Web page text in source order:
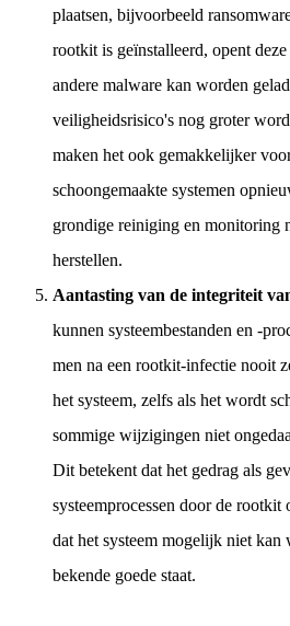
plaatsen, bijvoorbeeld
rootkit is geïnstalleerd, opent
andere malware kan worden
veiligheidsrisico's nog groter
maken het ook gemakkelijker
schoongemaakte systemen
grondige reiniging en monitoring
herstellen.
Aantasting van de integriteit
kunnen systeembestanden en -
men na een rootkit-infectie nooit
het systeem, zelfs als het wordt
sommige wijzigingen niet
Dit betekent dat het gedrag als
systeemprocessen door de
dat het systeem mogelijk niet kan
bekende goede staat.